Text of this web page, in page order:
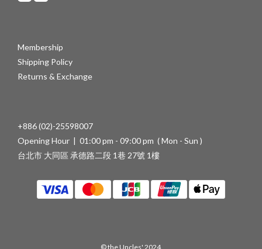
Membership
Shipping Policy
Returns & Exchange
+886 (02)-25598007
Opening Hour | 01:00 pm - 09:00 pm ( Mon - Sun )
台北市 大同區 承德路二段 1巷 27號 1樓
© the Uncles' 2024